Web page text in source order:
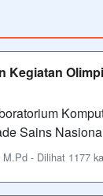
Sains
- Dilihat 1177